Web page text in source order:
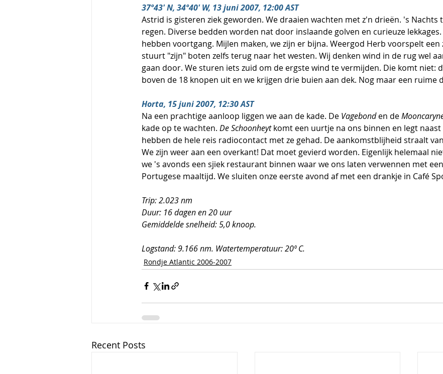
37º43' N, 34º40' W, 13 juni 2007, 12:00 AST
Astrid is gisteren ziek geworden. We draaien wachten met z'n drieën. 's Nachts
regen. Diverse bedden worden nat door inslaande golven en curieuze
hebben voortgang. Mijlen maken, we zijn er bijna. Weergod Herb voorspelt
stuurt "zijn" boten zelfs terug naar het westen. Wij denken wind in de rug wel
gaan door. We sturen iets zuid om de ergste wind te vermijden. Die komt niet:
boven de 18 knopen uit en we krijgen drie buien aan dek. Nog maar een ruime
Horta, 15 juni 2007, 12:30 AST
Na een prachtige aanloop liggen we aan de kade. De Vagebond en de
kade op te wachten. De Schoonheyt komt een uurtje na ons binnen en legt naast
hebben de hele reis radiocontact met ze gehad. De aankomstblijheid straalt
We zijn weer aan een overkant! Dat moet gevierd worden. Eigenlijk helemaal
we 's avonds een sjiek restaurant binnen waar we ons laten verwennen met
Portugese maaltijd. We sluiten onze eerste avond af met een drankje in Café
Trip: 2.023 nm
Duur: 16 dagen en 20 uur
Gemiddelde snelheid: 5,0 knoop.
Logstand: 9.166 nm. Watertemperatuur: 20º C.
Rondje Atlantic 2006-2007
Recent Posts